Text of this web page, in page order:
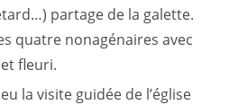
partage de la galette.
quatre nonagénaires avec
fleuri.
la visite guidée de l’église